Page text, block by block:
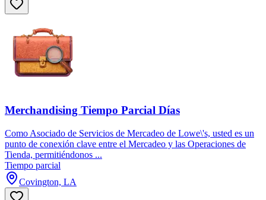
Merchandising Tiempo Parcial Días
Como Asociado de Servicios de Mercadeo de Lowe\'s, usted es un
punto de conexión clave entre el Mercadeo y las Operaciones de
Tienda, permitiéndonos ...
Tiempo parcial
Covington, LA